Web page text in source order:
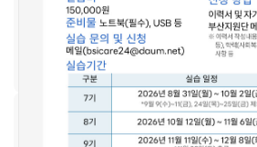
우리동네돌봄지도